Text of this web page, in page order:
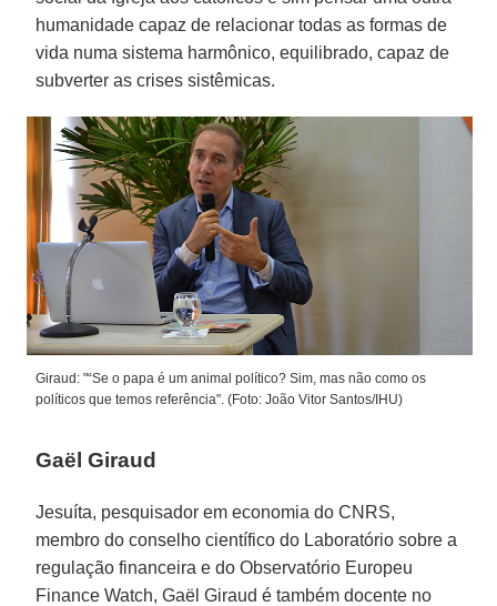
humanidade capaz de relacionar todas as formas de
vida numa sistema harmônico, equilibrado, capaz de
subverter as crises sistêmicas.
Giraud: "“Se o papa é um animal político? Sim, mas não como os
políticos que temos referência". (Foto: João Vitor Santos/IHU)
Gaël Giraud
Jesuíta, pesquisador em economia do CNRS,
membro do conselho científico do Laboratório sobre a
regulação financeira e do Observatório Europeu
Finance Watch, Gaël Giraud é também docente no